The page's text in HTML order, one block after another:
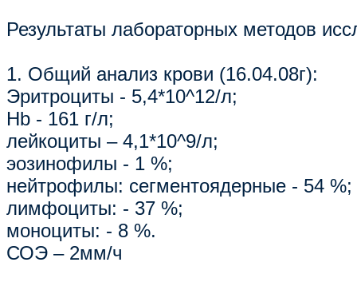
Результаты лабораторных методов
1. Общий анализ крови (16.04.08г):
Эритроциты - 5,4*10^12/л;
Hb - 161 г/л;
лейкоциты – 4,1*10^9/л;
эозинофилы - 1 %;
нейтрофилы: сегментоядерные - 54 %;
лимфоциты: - 37 %;
моноциты: - 8 %.
СОЭ – 2мм/ч